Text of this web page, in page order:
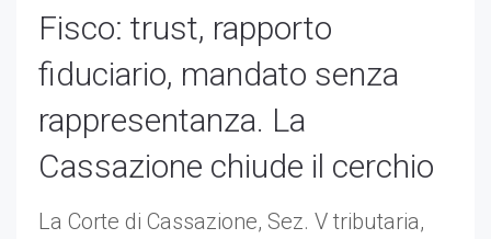
Fisco: trust, rapporto
fiduciario, mandato senza
rappresentanza. La
Cassazione chiude il cerchio
La Corte di Cassazione, Sez. V tributaria,